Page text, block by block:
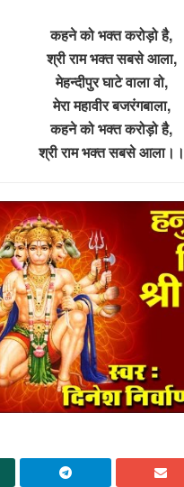
कहने को भक्त करोड़ो है,
श्री राम भक्त सबसे आला,
मेहन्दीपुर घाटे वाला वो,
मेरा महावीर बजरंगबाला,
कहने को भक्त करोड़ो है,
श्री राम भक्त सबसे आला।।